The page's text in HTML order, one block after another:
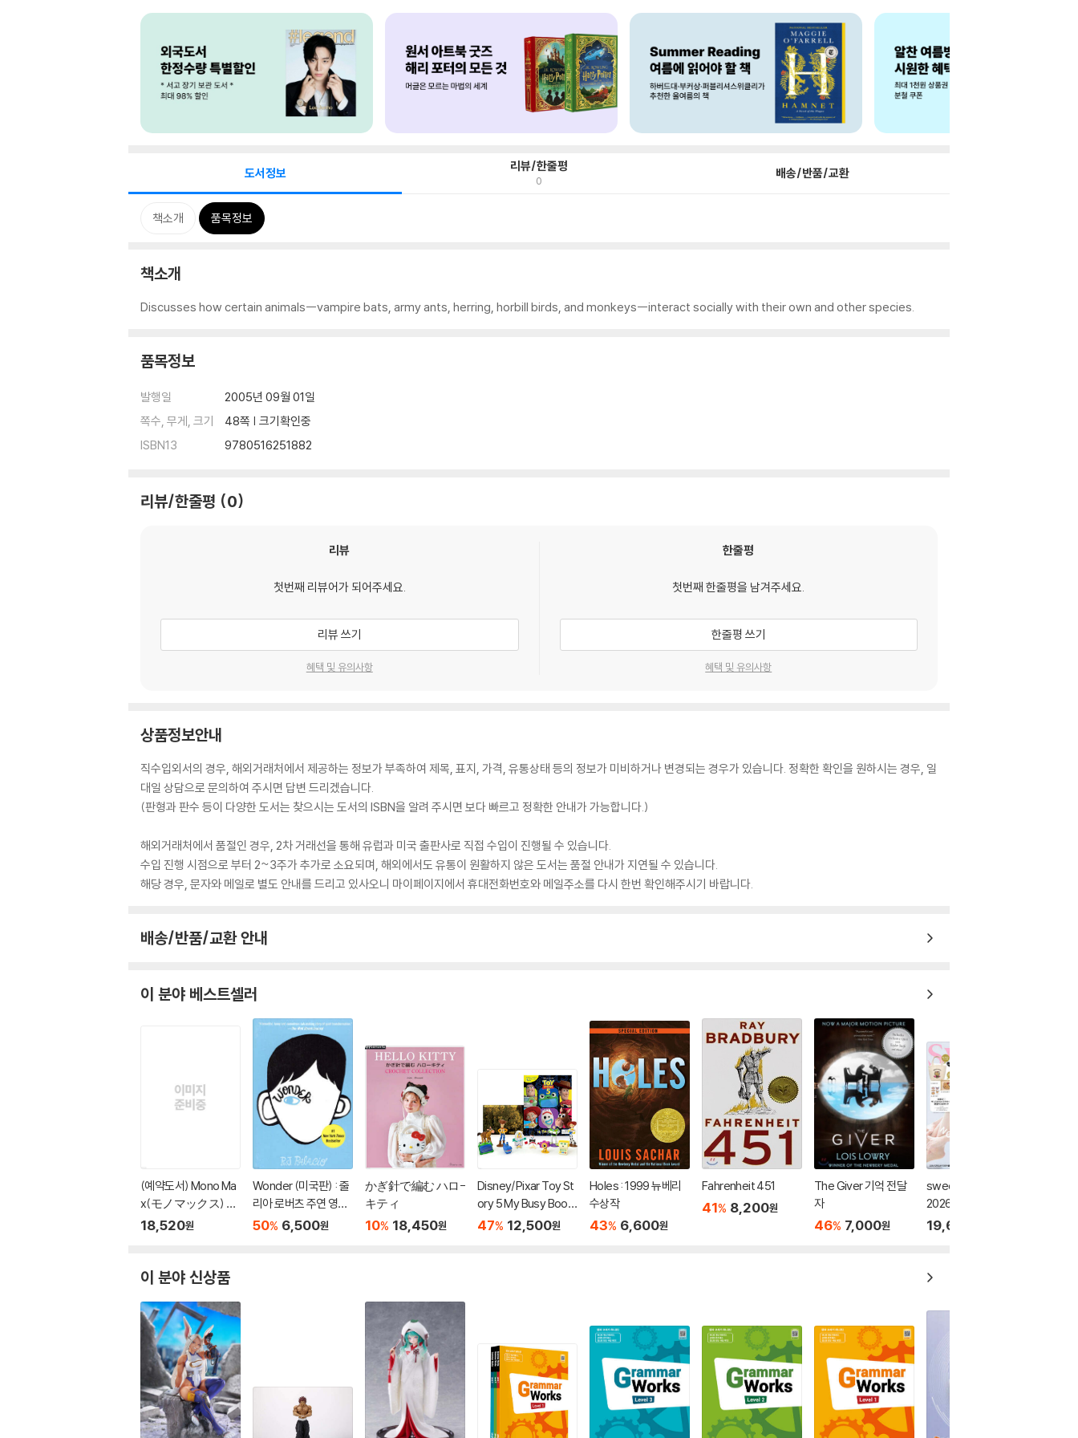
도서정보 리뷰/한줄평
0 배송/반품/교환
책소개 품목정보
책소개
Discusses how certain animals--vampire bats, army ants, herring, horbill birds, and monkeys--interact socially with their own and other species.
품목정보
발행일
2005년 09월 01일
쪽수, 무게, 크기
48쪽 | 크기확인중
ISBN13
9780516251882
리뷰/한줄평 0
리뷰
첫번째 리뷰어가 되어주세요.
리뷰 쓰기
혜택 및 유의사항
한줄평
첫번째 한줄평을 남겨주세요.
한줄평 쓰기
혜택 및 유의사항
상품정보안내
직수입외서의 경우, 해외거래처에서 제공하는 정보가 부족하여 제목, 표지, 가격, 유통상태 등의 정보가 미비하거나 변경되는 경우가 있습니다. 정확한 확인을 원하시는 경우, 일
대일 상담으로 문의하여 주시면 답변 드리겠습니다.
(판형과 판수 등이 다양한 도서는 찾으시는 도서의 ISBN을 알려 주시면 보다 빠르고 정확한 안내가 가능합니다.)
해외거래처에서 품절인 경우, 2차 거래선을 통해 유럽과 미국 출판사로 직접 수입이 진행될 수 있습니다.
수입 진행 시점으로 부터 2~3주가 추가로 소요되며, 해외에서도 유통이 원활하지 않은 도서는 품절 안내가 지연될 수 있습니다.
해당 경우, 문자와 메일로 별도 안내를 드리고 있사오니 마이페이지에서 휴대전화번호와 메일주소를 다시 한번 확인해주시기 바랍니다.
배송/반품/교환 안내
이 분야 베스트셀러
(예약도서) Mono Ma
x(モノマックス) 20
26年10月號
18,520원
Wonder (미국판) : 줄
리아 로버츠 주연 영화
'원더' 원작 소설
50% 6,500원
かぎ針で編む ハロ-
キティ
10% 18,450원
Disney/Pixar Toy St
ory 5 My Busy Book
s
47% 12,500원
Holes : 1999 뉴베리
수상작
43% 6,600원
Fahrenheit 451
41% 8,200원
The Giver 기억 전달
자
46% 7,000원
sweet(スウィ-ト)
2026年8月號
19,620
이 분야 신상품